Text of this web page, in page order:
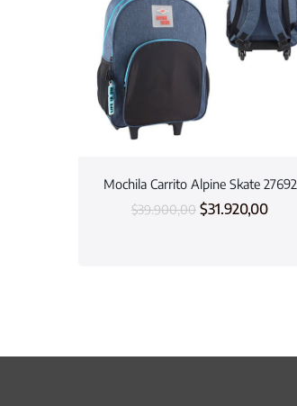
Mochila Carrito Alpine Skate 27692
$39.900,00 $31.920,00